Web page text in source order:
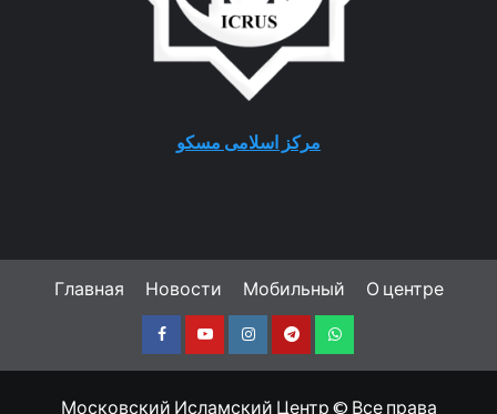
مرکز اسلامی مسکو
Главная Новости Мобильный О центре
FacebookYoutubeInstagramTelegramWhatsapp
Московский Исламский Центр © Все права